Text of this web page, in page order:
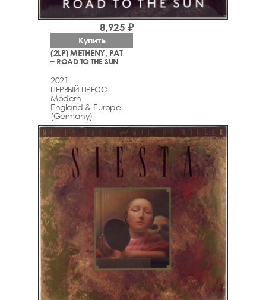
(2LP) METHENY, PAT
– ROAD TO THE SUN
2021
ПЕРВЫЙ ПРЕСС
Modern
England & Europe
(Germany)
8,925 ₽
Купить